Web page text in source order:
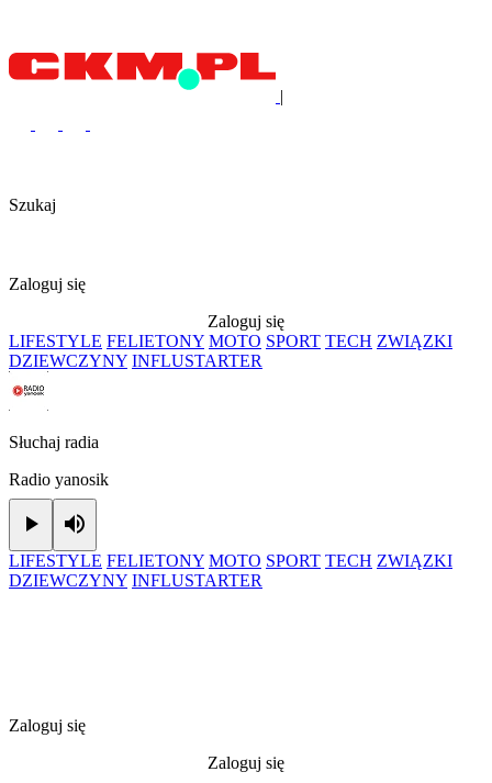
|
Szukaj
Zaloguj się
Zaloguj się
LIFESTYLE FELIETONY MOTO SPORT TECH ZWIĄZKI
DZIEWCZYNY INFLUSTARTER
Słuchaj radia
Radio yanosik
Play
LIFESTYLE FELIETONY MOTO SPORT TECH ZWIĄZKI
DZIEWCZYNY INFLUSTARTER
Zaloguj się
Zaloguj się